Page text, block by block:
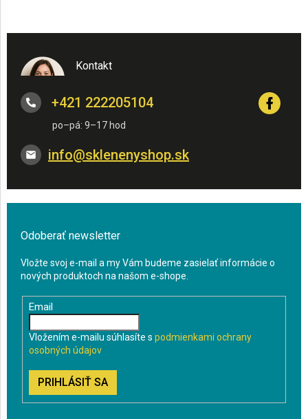
Kontakt
info@sklenenyshop.sk
+421 222205104
Odoberať newsletter
Vložte svoj e-mail a my Vám budeme zasielať informácie o
nových produktoch na našom e-shope.
Email
Vložením e-mailu súhlasíte s podmienkami ochrany
osobných údajov
PRIHLÁSIŤ SA